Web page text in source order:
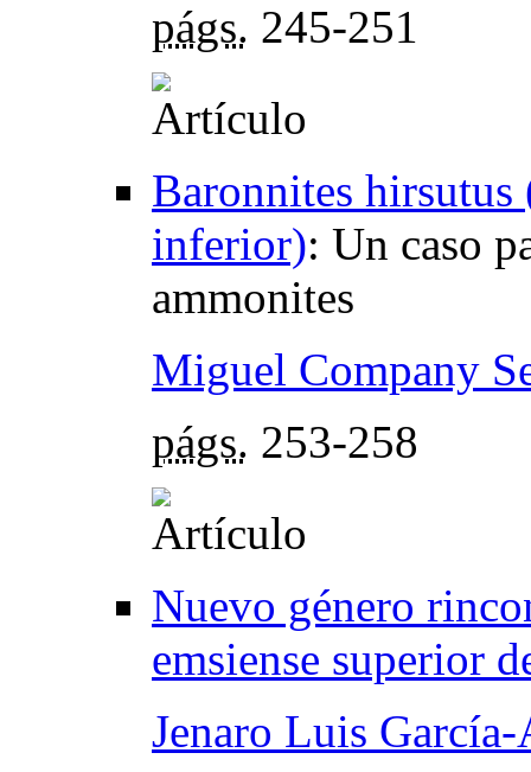
págs. 245-251
Baronnites hirsutus
inferior): Un caso
ammonites
Miguel Company
págs. 253-258
Nuevo género
emsiense superior
Jenaro Luis